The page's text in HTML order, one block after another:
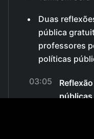
Duas
pública
professores
políticas
03:05
públicas